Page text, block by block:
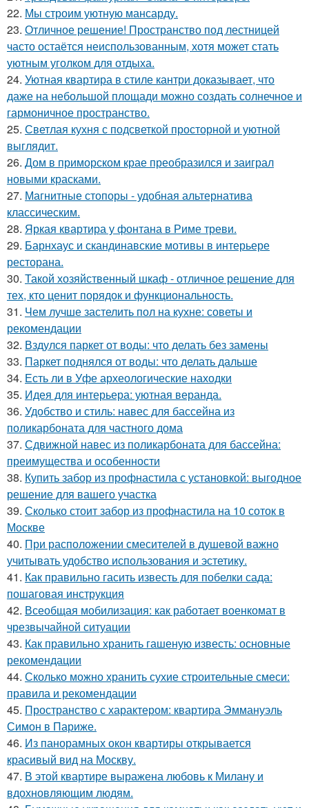
22. Мы строим уютную мансарду.
23. Отличное решение! Пространство под лестницей
часто остаётся неиспользованным, хотя может стать
уютным уголком для отдыха.
24. Уютная квартира в стиле кантри доказывает, что
даже на небольшой площади можно создать солнечное и
гармоничное пространство.
25. Светлая кухня с подсветкой просторной и уютной
выглядит.
26. Дом в приморском крае преобразился и заиграл
новыми красками.
27. Магнитные стопоры - удобная альтернатива
классическим.
28. Яркая квартира у фонтана в Риме треви.
29. Барнхаус и скандинавские мотивы в интерьере
ресторана.
30. Такой хозяйственный шкаф - отличное решение для
тех, кто ценит порядок и функциональность.
31. Чем лучше застелить пол на кухне: советы и
рекомендации
32. Вздулся паркет от воды: что делать без замены
33. Паркет поднялся от воды: что делать дальше
34. Есть ли в Уфе археологические находки
35. Идея для интерьера: уютная веранда.
36. Удобство и стиль: навес для бассейна из
поликарбоната для частного дома
37. Сдвижной навес из поликарбоната для бассейна:
преимущества и особенности
38. Купить забор из профнастила с установкой: выгодное
решение для вашего участка
39. Сколько стоит забор из профнастила на 10 соток в
Москве
40. При расположении смесителей в душевой важно
учитывать удобство использования и эстетику.
41. Как правильно гасить известь для побелки сада:
пошаговая инструкция
42. Всеобщая мобилизация: как работает военкомат в
чрезвычайной ситуации
43. Как правильно хранить гашеную известь: основные
рекомендации
44. Сколько можно хранить сухие строительные смеси:
правила и рекомендации
45. Пространство с характером: квартира Эммануэль
Симон в Париже.
46. Из панорамных окон квартиры открывается
красивый вид на Москву.
47. В этой квартире выражена любовь к Милану и
вдохновляющим людям.